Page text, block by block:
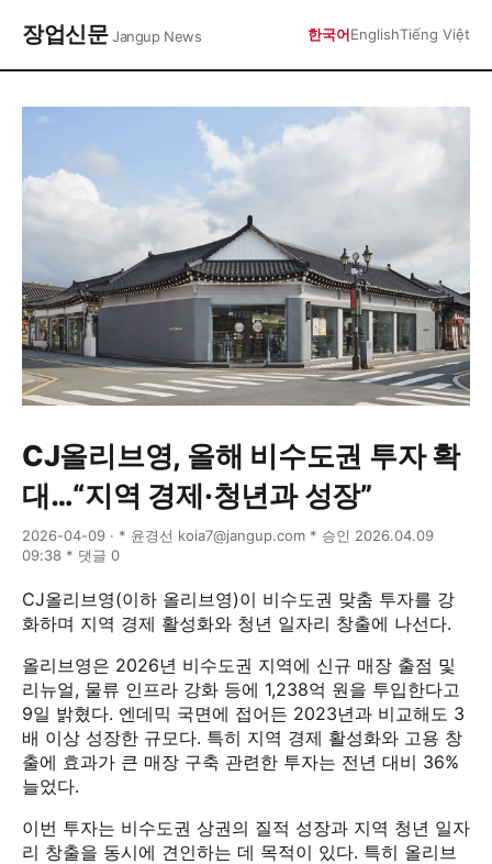
장업신문Jangup News 한국어EnglishTiếng Việt
CJ올리브영, 올해 비수도권 투자 확
대…“지역 경제·청년과 성장”
2026-04-09 · * 윤경선 koia7@jangup.com * 승인 2026.04.09
09:38 * 댓글 0
CJ올리브영(이하 올리브영)이 비수도권 맞춤 투자를 강
화하며 지역 경제 활성화와 청년 일자리 창출에 나선다.
올리브영은 2026년 비수도권 지역에 신규 매장 출점 및
리뉴얼, 물류 인프라 강화 등에 1,238억 원을 투입한다고
9일 밝혔다. 엔데믹 국면에 접어든 2023년과 비교해도 3
배 이상 성장한 규모다. 특히 지역 경제 활성화와 고용 창
출에 효과가 큰 매장 구축 관련한 투자는 전년 대비 36%
늘었다.
이번 투자는 비수도권 상권의 질적 성장과 지역 청년 일자
리 창출을 동시에 견인하는 데 목적이 있다. 특히 올리브